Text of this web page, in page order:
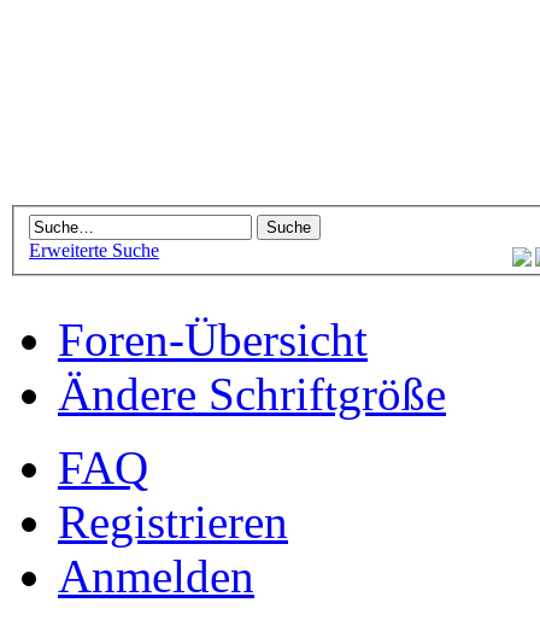
Erweiterte Suche
Foren-Übersicht
Ändere Schriftgröße
FAQ
Registrieren
Anmelden